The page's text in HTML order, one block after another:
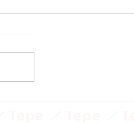
Muhtasar ve Prim Hizmet